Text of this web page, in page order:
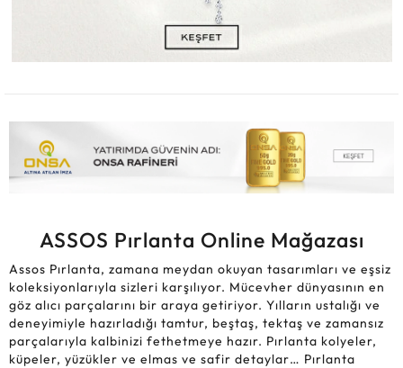
ASSOS Pırlanta Online Mağazası
Assos Pırlanta, zamana meydan okuyan tasarımları ve eşsiz
koleksiyonlarıyla sizleri karşılıyor. Mücevher dünyasının en
göz alıcı parçalarını bir araya getiriyor. Yılların ustalığı ve
deneyimiyle hazırladığı tamtur, beştaş, tektaş ve zamansız
parçalarıyla kalbinizi fethetmeye hazır. Pırlanta kolyeler,
küpeler, yüzükler ve elmas ve safir detaylar… Pırlanta